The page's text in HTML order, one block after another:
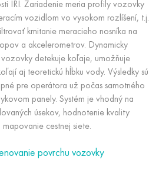
IRI. Zariadenie meria profily vozovky
vozidlom vo vysokom rozlíšení, t.j.
kmitanie meracieho nosníka na
a akcelerometrov. Dynamicky
vozovky detekuje koľaje, umožňuje
aj teoretickú hĺbku vody. Výsledky sú
pre operátora už počas samotného
panely. Systém je vhodný na
úsekov, hodnotenie kvality
cestnej siete.
povrchu vozovky